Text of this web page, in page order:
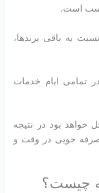
است.
نسبت به باقی برندها،
تمامی ایام خدمات
بود در نتیجه
صرفه جویی در وقت و
چیست؟